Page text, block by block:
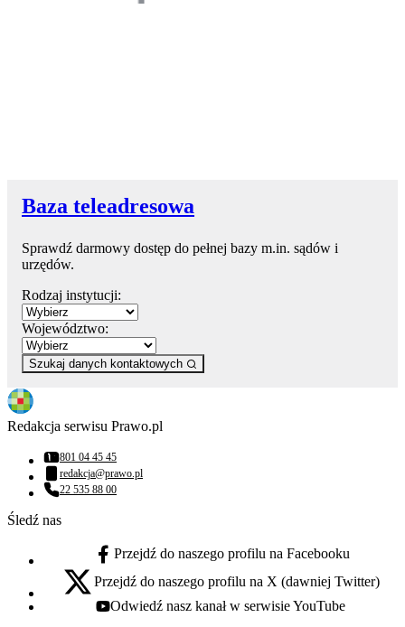
Baza teleadresowa
Sprawdź darmowy dostęp do pełnej bazy m.in. sądów i
urzędów.
Rodzaj instytucji:
Województwo:
Szukaj danych kontaktowych
Redakcja serwisu Prawo.pl
Numer telefonu:
801 04 45 45
Adres email:
redakcja@prawo.pl
Numer telefonu:
22 535 88 00
Śledź nas
facebook - otwiera się w nowej karcie
Przejdź do naszego profilu na Facebooku
x - otwiera się w nowej karcie
Przejdź do naszego profilu na X (dawniej Twitter)
youtube - otwiera się w nowej karcie
Odwiedź nasz kanał w serwisie YouTube